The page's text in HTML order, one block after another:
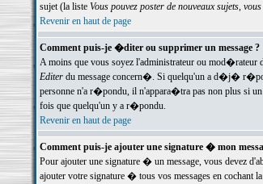
sujet (la liste Vous pouvez poster de nouveaux sujets,
Revenir en haut de page
Comment puis-je �diter ou supprimer un message ?
A moins que vous soyez l'administrateur ou
Editerdu message concern�. Si quelqu'un a d�j�
personne n'a r�pondu, il n'appara�tra pas non plus si
fois que quelqu'un y a r�pondu.
Revenir en haut de page
Comment puis-je ajouter une signature � mon
Pour ajouter une signature � un message, vous devez
ajouter votre signature � tous vos messages en cochant